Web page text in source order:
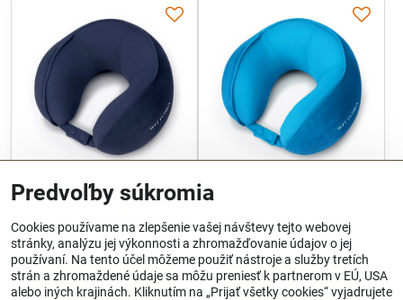
Cestovný vankúš v tvare
rožka tmavomodrý 56-30-
Skladom
42 €
Zobraziť
rožka modrý 56-30-043-75N
Skladom
42 €
Zobraziť
Predvoľby súkromia
Cookies používame na zlepšenie vašej návštevy tejto webovej
stránky, analýzu jej výkonnosti a zhromažďovanie údajov o jej
používaní. Na tento účel môžeme použiť nástroje a služby tretích
strán a zhromaždené údaje sa môžu preniesť k partnerom v EÚ, USA
alebo iných krajinách. Kliknutím na „Prijať všetky cookies“ vyjadrujete